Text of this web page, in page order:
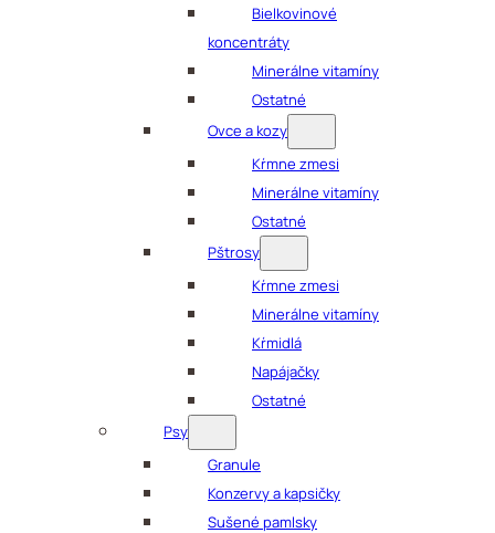
Bielkovinové
koncentráty
Minerálne vitamíny
Ostatné
Ovce a kozy
Kŕmne zmesi
Minerálne vitamíny
Ostatné
Pštrosy
Kŕmne zmesi
Minerálne vitamíny
Kŕmidlá
Napájačky
Ostatné
Psy
Granule
Konzervy a kapsičky
Sušené pamlsky